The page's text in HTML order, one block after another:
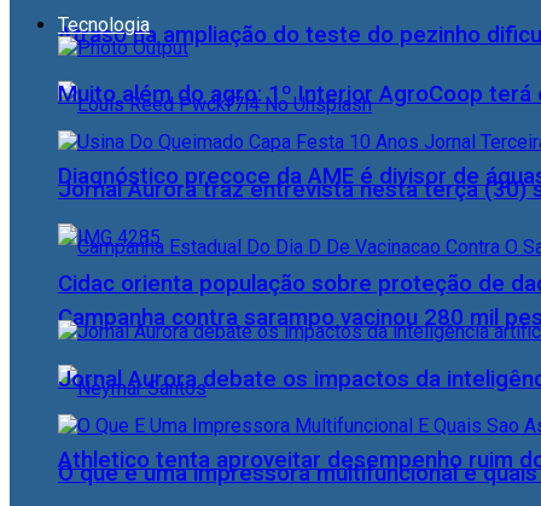
Atraso na ampliação do teste do pezinho
Diagnóstico precoce da AME é divisor de
Campanha contra sarampo vacinou 280 mil
Athletico tenta aproveitar desempenho ruim
Tecnologia
Muito além do agro: 1º Interior AgroCoop
Jornal Aurora traz entrevista nesta terça (30)
Cidac orienta população sobre proteção de
Jornal Aurora debate os impactos da
O que é uma impressora multifuncional e